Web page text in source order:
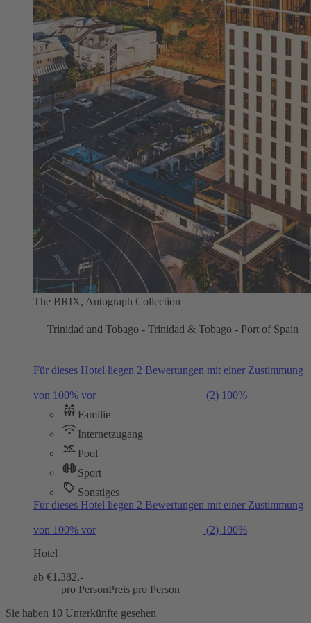
The BRIX, Autograph Collection
Trinidad and Tobago - Trinidad & Tobago - Port of Spain
Für dieses Hotel liegen 2 Bewertungen mit einer Zustimmung
von 100% vor (2) 100%
Familie
Internetzugang
Pool
Sport
Sonstiges
Für dieses Hotel liegen 2 Bewertungen mit einer Zustimmung
von 100% vor (2) 100%
Hotel
ab €1.382,-
pro PersonPreis pro Person
Sie haben 10 Unterkünfte gesehen